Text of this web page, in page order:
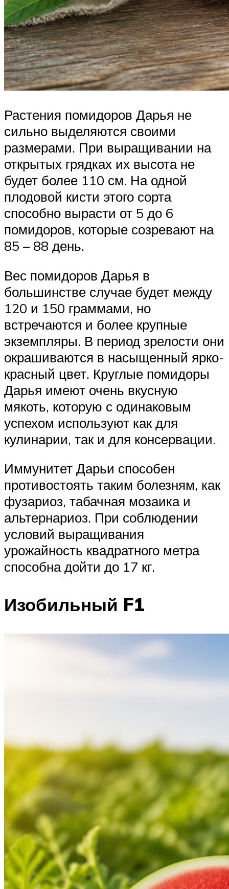
Растения помидоров Дарья не
сильно выделяются своими
размерами. При выращивании на
открытых грядках их высота не
будет более 110 см. На одной
плодовой кисти этого сорта
способно вырасти от 5 до 6
помидоров, которые созревают на
85 – 88 день.
Вес помидоров Дарья в
большинстве случае будет между
120 и 150 граммами, но
встречаются и более крупные
экземпляры. В период зрелости они
окрашиваются в насыщенный ярко-
красный цвет. Круглые помидоры
Дарья имеют очень вкусную
мякоть, которую с одинаковым
успехом используют как для
кулинарии, так и для консервации.
Иммунитет Дарьи способен
противостоять таким болезням, как
фузариоз, табачная мозаика и
альтернариоз. При соблюдении
условий выращивания
урожайность квадратного метра
способна дойти до 17 кг.
Изобильный F1